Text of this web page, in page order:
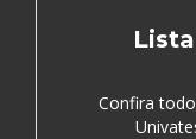
Confira